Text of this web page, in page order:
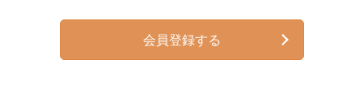
会員登録する